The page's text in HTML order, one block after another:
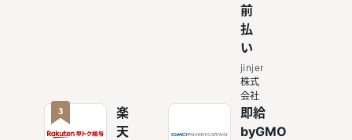
前
払
い
jinjer
株式
会社
3
楽
天
即給
byGMO